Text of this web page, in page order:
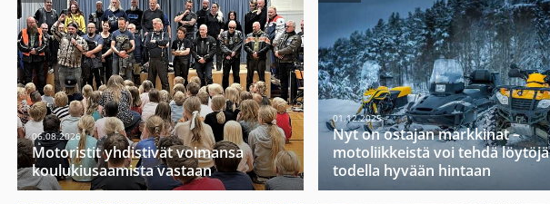
06.08.2026
Motoristit yhdistivät voimansa
koulukiusaamista vastaan
01.12.2025
Nyt on ostajan markkinat –
motoliikkeistä voi tehdä löytöjä
todella hyvään hintaan